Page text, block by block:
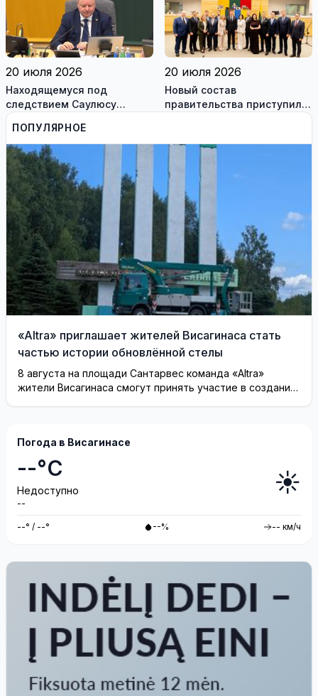
работодателям
20 июля 2026
Находящемуся под
следствием Саулюсу
Сквернялису временно
разрешили выехать за
границу
20 июля 2026
Новый состав
правительства приступил к
ПОПУЛЯРНОЕ
«Altra» приглашает жителей Висагинаса стать
частью истории обновлённой стелы
8 августа на площади Сантарвес команда «Altra»
жители Висагинаса смогут принять участие в создании
Погода в Висагинасе
--°C
Недоступно
--
☀️
--° / --° --% -- км/ч